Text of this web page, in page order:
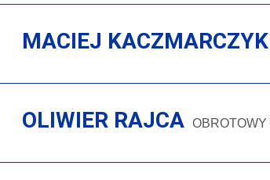
MACIEJ KACZMARCZYK
OLIWIER RAJCA OBROTOWY